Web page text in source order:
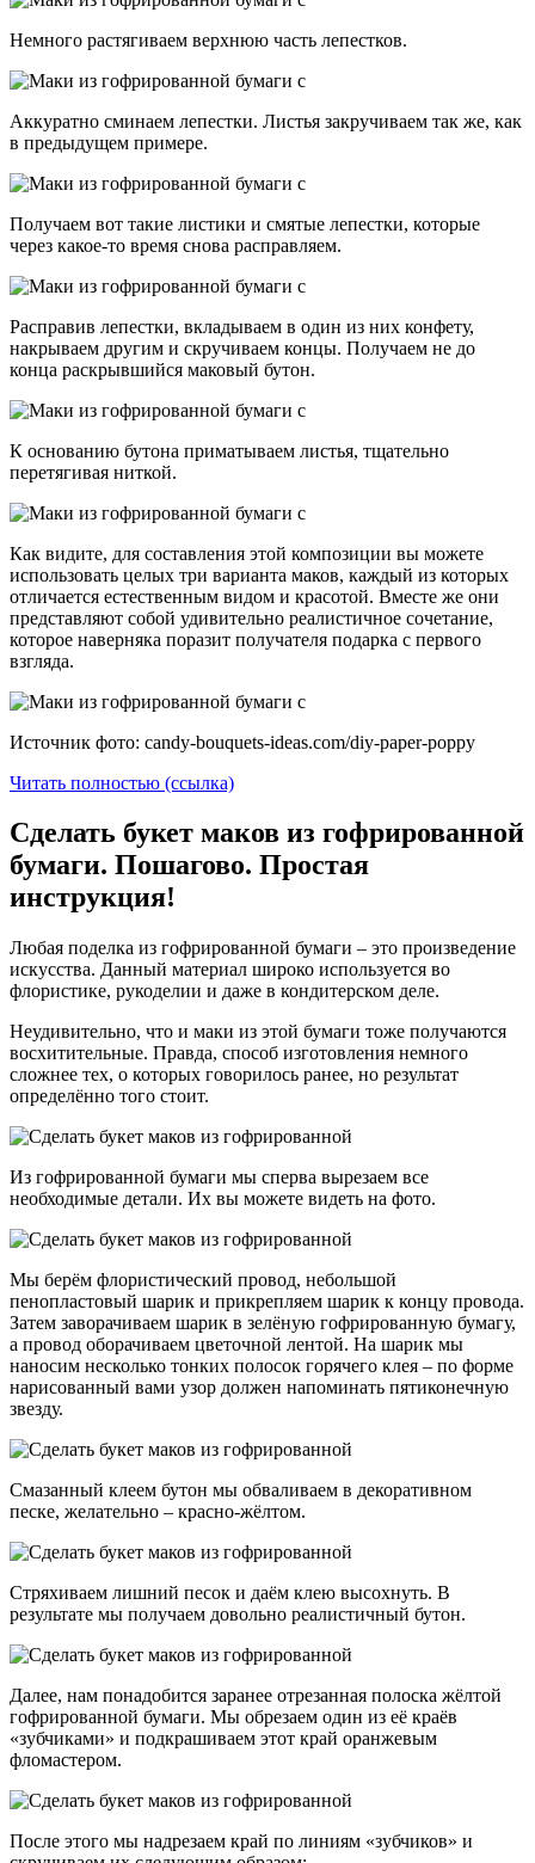
Немного растягиваем верхнюю часть лепестков.
Аккуратно сминаем лепестки. Листья закручиваем так же, как
в предыдущем примере.
Получаем вот такие листики и смятые лепестки, которые
через какое-то время снова расправляем.
Расправив лепестки, вкладываем в один из них конфету,
накрываем другим и скручиваем концы. Получаем не до
конца раскрывшийся маковый бутон.
К основанию бутона приматываем листья, тщательно
перетягивая ниткой.
Как видите, для составления этой композиции вы можете
использовать целых три варианта маков, каждый из которых
отличается естественным видом и красотой. Вместе же они
представляют собой удивительно реалистичное сочетание,
которое наверняка поразит получателя подарка с первого
взгляда.
Источник фото: candy-bouquets-ideas.com/diy-paper-poppy
Читать полностью (ссылка)
Сделать букет маков из гофрированной
бумаги. Пошагово. Простая
инструкция!
Любая поделка из гофрированной бумаги – это произведение
искусства. Данный материал широко используется во
флористике, рукоделии и даже в кондитерском деле.
Неудивительно, что и маки из этой бумаги тоже получаются
восхитительные. Правда, способ изготовления немного
сложнее тех, о которых говорилось ранее, но результат
определённо того стоит.
Из гофрированной бумаги мы сперва вырезаем все
необходимые детали. Их вы можете видеть на фото.
Мы берём флористический провод, небольшой
пенопластовый шарик и прикрепляем шарик к концу провода.
Затем заворачиваем шарик в зелёную гофрированную бумагу,
а провод оборачиваем цветочной лентой. На шарик мы
наносим несколько тонких полосок горячего клея – по форме
нарисованный вами узор должен напоминать пятиконечную
звезду.
Смазанный клеем бутон мы обваливаем в декоративном
песке, желательно – красно-жёлтом.
Стряхиваем лишний песок и даём клею высохнуть. В
результате мы получаем довольно реалистичный бутон.
Далее, нам понадобится заранее отрезанная полоска жёлтой
гофрированной бумаги. Мы обрезаем один из её краёв
«зубчиками» и подкрашиваем этот край оранжевым
фломастером.
После этого мы надрезаем край по линиям «зубчиков» и